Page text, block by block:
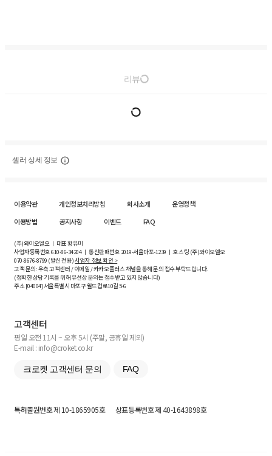
리뷰
셀러 상세 정보
이용약관 개인정보처리방침 회사소개
운영정책
이용방법
공지사항 이벤트 FAQ
(주)와이오엘오 ㅣ 대표 황유미
사업자등록번호610-86-34204ㅣ 통신판매번호 2019-서울마포-1239 ㅣ 호스팅 (주)와이오엘오
070-8676-8799 (발신 전용)사업자 정보 확인 >
고객 문의: 우측 고객센터 / 이메일 / 카카오플러스 채널을 통해 문의 접수 부탁드립니다.
(정확한 상담 기록을 위해 유선상 문의는 접수받고 있지 않습니다)
주소 [04004] 서울특별시 마포구 월드컵로10길5-6
고객센터
평일 오전 11시 ~ 오후 5시 (주말, 공휴일 제외)
E-mail : info@croket.co.kr
크로켓 고객센터 문의 FAQ
특허출원번호제 10-1865905호 상표등록번호제 40-1643898호